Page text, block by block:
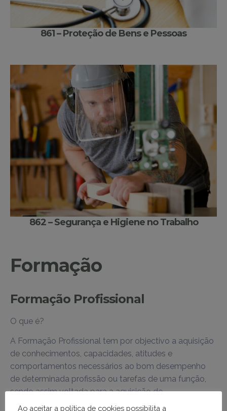
861 – Proteção de Bens e Pessoas
862 – Segurança e Higiene no Trabalho
Formação
Formação Profissional
O que é?
A Formação Profissional tem por objectivo a aquisição
de conhecimentos, capacidades, atitudes e
comportamentos necessários ao bom desempenho
de determinada profissão ou tarefas de uma função,
sendo assim voltada para a aquisição de
competências profissionais.
Ao aceitar a política de cookies possibilita a